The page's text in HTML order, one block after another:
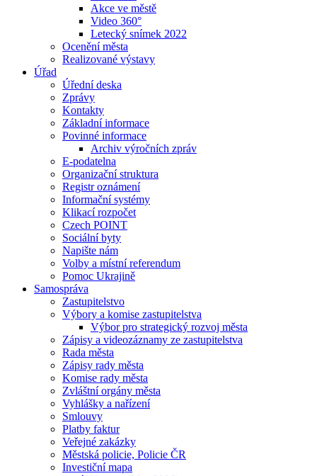
Akce ve městě
Video 360°
Letecký snímek 2022
Ocenění města
Realizované výstavy
Úřad
Úřední deska
Zprávy
Kontakty
Základní informace
Povinné informace
Archiv výročních zpráv
E-podatelna
Organizační struktura
Registr oznámení
Informační systémy
Klikací rozpočet
Czech POINT
Sociální byty
Napište nám
Volby a místní referendum
Pomoc Ukrajině
Samospráva
Zastupitelstvo
Výbory a komise zastupitelstva
Výbor pro strategický rozvoj města
Zápisy a videozáznamy ze zastupitelstva
Rada města
Zápisy rady města
Komise rady města
Zvláštní orgány města
Vyhlášky a nařízení
Smlouvy
Platby faktur
Veřejné zakázky
Městská policie, Policie ČR
Investiční mapa